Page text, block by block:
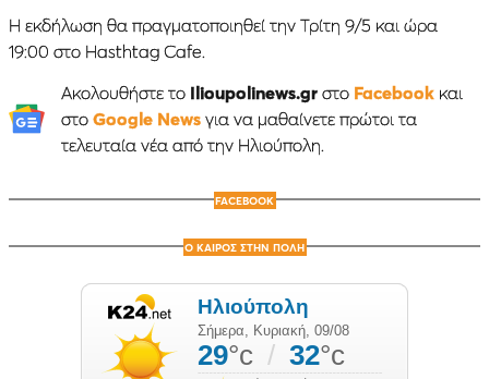
Η εκδήλωση θα πραγματοποιηθεί την Τρίτη 9/5 και ώρα
19:00 στο Hasthtag Cafe.
Ακολουθήστε το Ilioupolinews.grστο Facebookκαι
στο Google Newsγια να μαθαίνετε πρώτοι τα
τελευταία νέα από την Ηλιούπολη.
FACEBOOK
Ο ΚΑΙΡΟΣ ΣΤΗΝ ΠΟΛΗ